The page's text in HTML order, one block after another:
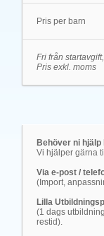
Pris per barn
Fri från
Pris exkl. moms
Behöver ni
Vi hjälper gärna
Via e-post /
(Import,
Lilla
(1 dags
restid).